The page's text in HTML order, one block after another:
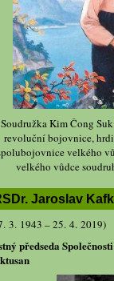
Soudružka Kim Čong
revoluční bojovnice,
velkého
velkého vůdce
Jaroslav
3. 1943 – 25. 4. 2019)
předseda